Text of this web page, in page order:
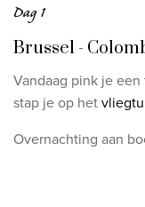
Dag 1
Brussel -
Vandaag pink je
stap je op het
Overnachting aan